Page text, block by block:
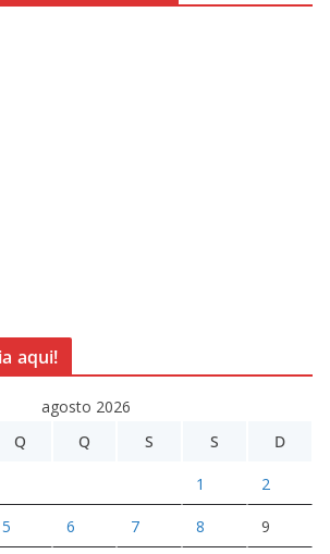
aqui!
agosto 2026
Q Q S S D
1 2
5 6 7 8 9